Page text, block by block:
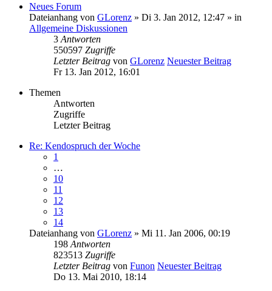
Neues Forum
Dateianhang von GLorenz » Di 3. Jan 2012, 12:47 » in
Allgemeine Diskussionen
3 Antworten
550597 Zugriffe
Letzter Beitrag von GLorenz Neuester Beitrag
Fr 13. Jan 2012, 16:01
Themen
Antworten
Zugriffe
Letzter Beitrag
Re: Kendospruch der Woche
1
…
10
11
12
13
14
Dateianhang von GLorenz » Mi 11. Jan 2006, 00:19
198 Antworten
823513 Zugriffe
Letzter Beitrag von Funon Neuester Beitrag
Do 13. Mai 2010, 18:14